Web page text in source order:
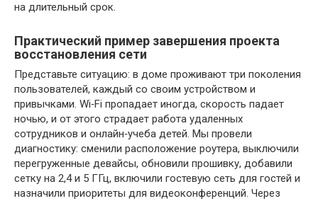
на длительный срок.
Практический пример завершения проекта
восстановления сети
Представьте ситуацию: в доме проживают три поколения
пользователей, каждый со своим устройством и
привычками. Wi‑Fi пропадает иногда, скорость падает
ночью, и от этого страдает работа удаленных
сотрудников и онлайн‑учеба детей. Мы провели
диагностику: сменили расположение роутера, выключили
перегруженные девайсы, обновили прошивку, добавили
сетку на 2,4 и 5 ГГц, включили гостевую сеть для гостей и
назначили приоритеты для видеоконференций. Через